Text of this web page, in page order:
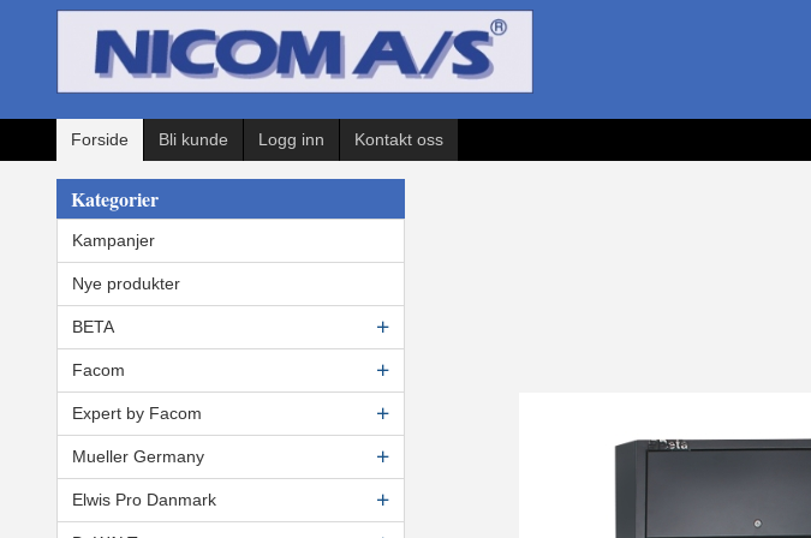
Forside Bli kunde Logg inn Kontakt oss
Kategorier
Kampanjer
Nye produkter
BETA
Facom
Expert by Facom
Mueller Germany
Elwis Pro Danmark